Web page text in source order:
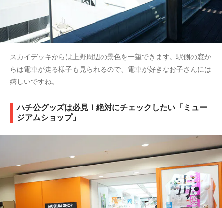
スカイデッキからは上野周辺の景色を一望できます。駅側の窓か
らは電車が走る様子も見られるので、電車が好きなお子さんには
嬉しいですね。
ハチ公グッズは必見！絶対にチェックしたい「ミュー
ジアムショップ」